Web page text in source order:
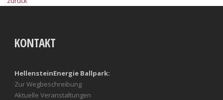
KONTAKT
HellensteinEnergie Ballpark:
Zur Wegbeschreibung
Aktuelle Veranstaltungen